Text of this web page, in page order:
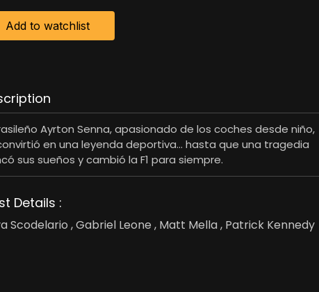
Add to watchlist
Ayrton Senna, apasionado de los coches desde niño,
en una leyenda deportiva... hasta que una tragedia
sus sueños y cambió la F1 para siempre.
Details :
Scodelario , Gabriel Leone , Matt Mella , Patrick Kennedy